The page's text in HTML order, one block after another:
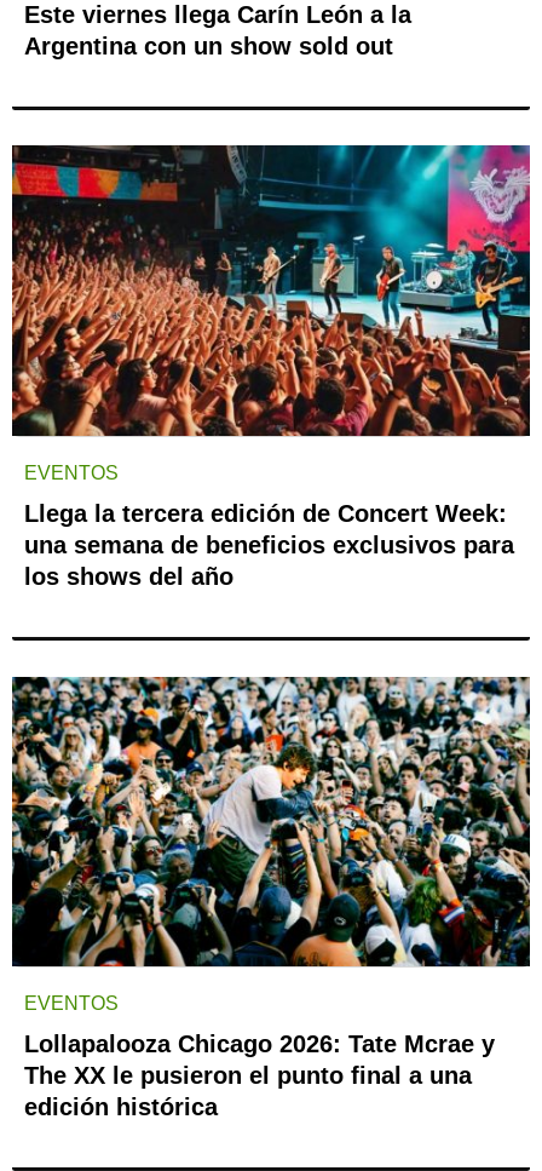
Este viernes llega Carín León a la
Argentina con un show sold out
EVENTOS
Llega la tercera edición de Concert Week:
una semana de beneficios exclusivos para
los shows del año
EVENTOS
Lollapalooza Chicago 2026: Tate Mcrae y
The XX le pusieron el punto final a una
edición histórica